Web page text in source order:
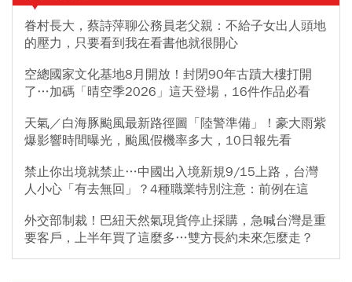
眷村長大，蔡詩萍聊公務員老父親：不給子女出人頭地
的壓力，只要看到我在看書他就很開心
空總國家文化基地8月開放！封閉90年古蹟大樓打開
了…加碼「晴空季2026」這天登場，16件作品必看
天氣／白海豚颱風最新路徑圖「陸警準備」！豪大雨紫
爆影響時間曝光，颱風假機率多大，10日報先看
禁止你出境就禁止…中國出入境新規9/15上路，台灣
人小心「有去無回」？4種職業特別注意：前例在這
外交部制裁！巴紐天然氣現貨停止採購，急喊台灣是重
要客戶，上半年買了這麼多…雙方長約未來怎麼走？